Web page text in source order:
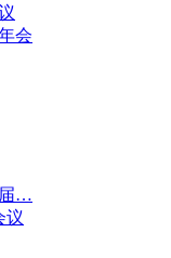
会
届…
议